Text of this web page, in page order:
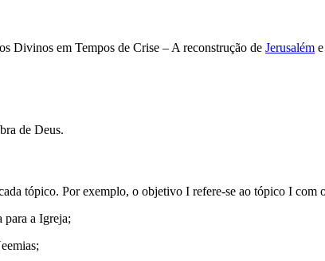
Divinos em Tempos de Crise – A reconstrução de Jerusalém
de Deus.
tópico. Por exemplo, o objetivo I refere-se ao tópico I com
para a Igreja;